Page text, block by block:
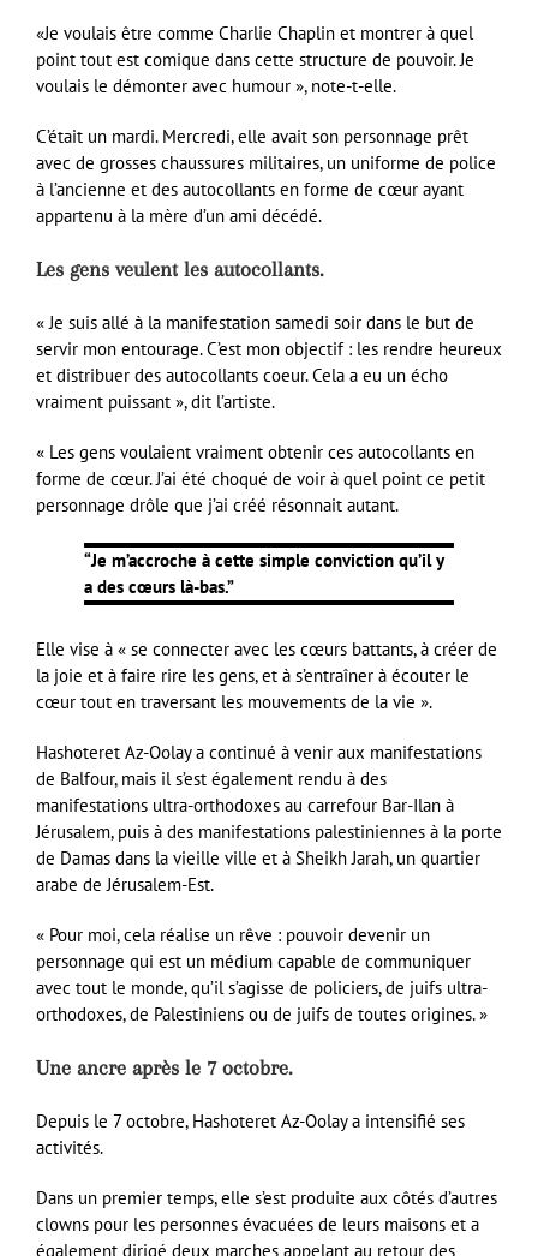
«Je voulais être comme Charlie Chaplin et montrer à quel
point tout est comique dans cette structure de pouvoir. Je
voulais le démonter avec humour », note-t-elle.
C’était un mardi. Mercredi, elle avait son personnage prêt
avec de grosses chaussures militaires, un uniforme de police
à l’ancienne et des autocollants en forme de cœur ayant
appartenu à la mère d’un ami décédé.
Les gens veulent les autocollants.
« Je suis allé à la manifestation samedi soir dans le but de
servir mon entourage. C’est mon objectif : les rendre heureux
et distribuer des autocollants coeur. Cela a eu un écho
vraiment puissant », dit l’artiste.
« Les gens voulaient vraiment obtenir ces autocollants en
forme de cœur. J’ai été choqué de voir à quel point ce petit
personnage drôle que j’ai créé résonnait autant.
“Je m’accroche à cette simple conviction qu’il y
a des cœurs là-bas.”
Elle vise à « se connecter avec les cœurs battants, à créer de
la joie et à faire rire les gens, et à s’entraîner à écouter le
cœur tout en traversant les mouvements de la vie ».
Hashoteret Az-Oolay a continué à venir aux manifestations
de Balfour, mais il s’est également rendu à des
manifestations ultra-orthodoxes au carrefour Bar-Ilan à
Jérusalem, puis à des manifestations palestiniennes à la porte
de Damas dans la vieille ville et à Sheikh Jarah, un quartier
arabe de Jérusalem-Est.
« Pour moi, cela réalise un rêve : pouvoir devenir un
personnage qui est un médium capable de communiquer
avec tout le monde, qu’il s’agisse de policiers, de juifs ultra-
orthodoxes, de Palestiniens ou de juifs de toutes origines. »
Une ancre après le 7 octobre.
Depuis le 7 octobre, Hashoteret Az-Oolay a intensifié ses
activités.
Dans un premier temps, elle s’est produite aux côtés d’autres
clowns pour les personnes évacuées de leurs maisons et a
également dirigé deux marches appelant au retour des